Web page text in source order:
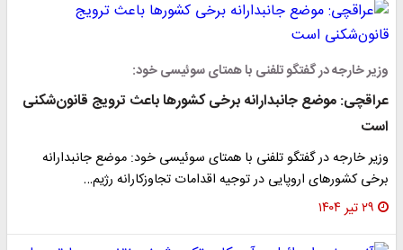
وزیر خارجه در گفتگو تلفنی با همتای سوئیسی خود:
عراقچی: موضع جانبدارانه برخی کشور‌ها باعث ترویج قانون‌شکنی
است
وزیر خارجه در گفتگو تلفنی با همتای سوئیسی خود: موضع جانبدارانه
برخی کشور‌های اروپایی در توجیه اقدامات تجاوزکارانه رژیم…
۲۹ تیر ۱۴۰۴